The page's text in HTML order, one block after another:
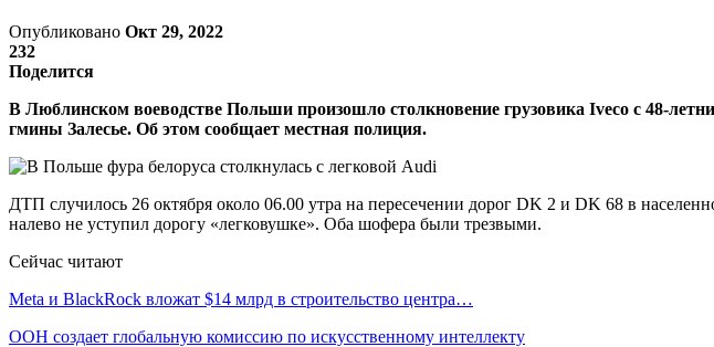
Опубликовано Окт 29, 2022
232
Поделится
В Люблинском воеводстве Польши произошло столкновение грузовика Iveco c 48-
гмины Залесье. Об этом сообщает местная полиция.
ДТП случилось 26 октября около 06.00 утра на пересечении дорог DK 2 и DK 68 в
налево не уступил дорогу «легковушке». Оба шофера были трезвыми.
Сейчас читают
Meta и BlackRock вложат $14 млрд в строительство центра…
ООН создает глобальную комиссию по искусственному интеллекту